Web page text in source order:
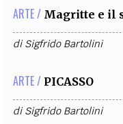
ARTE / Magritte e il
diSigfrido Bartolini
ARTE / PICASSO
diSigfrido Bartolini